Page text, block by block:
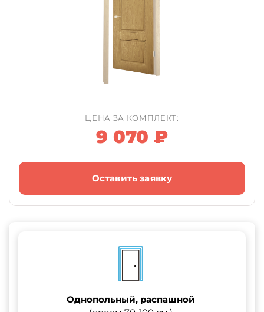
ЦЕНА ЗА КОМПЛЕКТ:
9 070 ₽
Оставить заявку
Однопольный, распашной